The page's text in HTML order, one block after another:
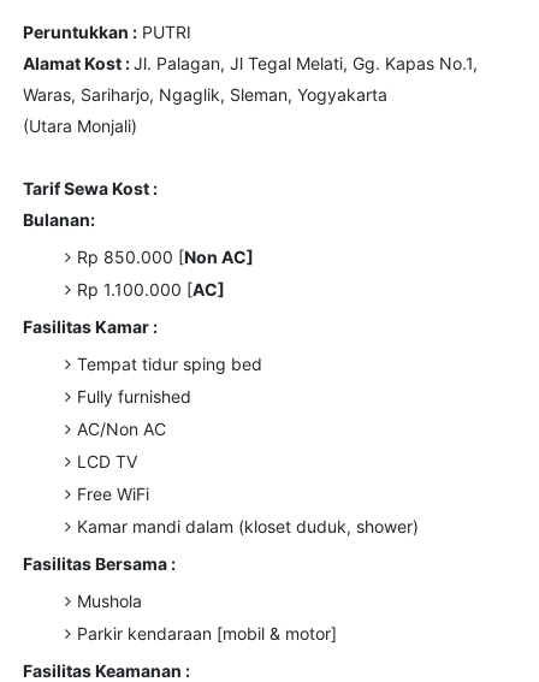
Peruntukkan :PUTRI
Alamat Kost :Jl. Palagan, Jl Tegal Melati, Gg. Kapas No.1,
Waras, Sariharjo, Ngaglik, Sleman, Yogyakarta
(Utara Monjali)
Tarif Sewa Kost :
Bulanan:
Rp 850.000 [Non AC]
Rp 1.100.000 [AC]
Fasilitas Kamar :
Tempat tidur sping bed
Fully furnished
AC/Non AC
LCD TV
Free WiFi
Kamar mandi dalam (kloset duduk, shower)
Fasilitas Bersama :
Mushola
Parkir kendaraan [mobil & motor]
Fasilitas Keamanan :